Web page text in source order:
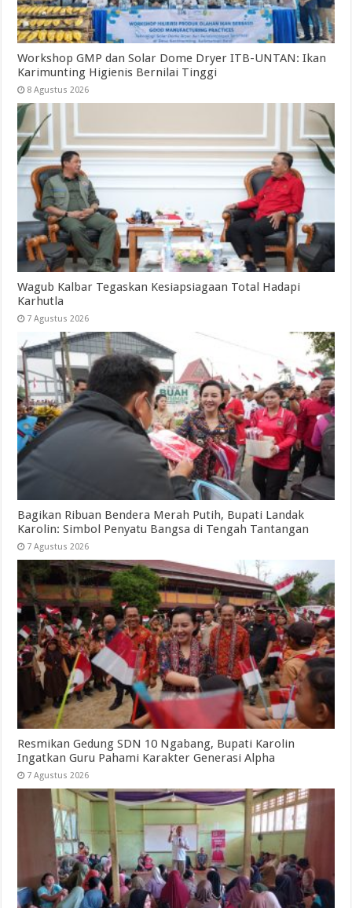
Workshop GMP dan Solar Dome Dryer ITB-UNTAN: Ikan
Karimunting Higienis Bernilai Tinggi
8 Agustus 2026
Wagub Kalbar Tegaskan Kesiapsiagaan Total Hadapi
Karhutla
7 Agustus 2026
Bagikan Ribuan Bendera Merah Putih, Bupati Landak
Karolin: Simbol Penyatu Bangsa di Tengah Tantangan
7 Agustus 2026
Resmikan Gedung SDN 10 Ngabang, Bupati Karolin
Ingatkan Guru Pahami Karakter Generasi Alpha
7 Agustus 2026